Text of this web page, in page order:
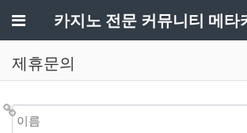
메뉴카지노 전문 커뮤니티 메타
제휴문의